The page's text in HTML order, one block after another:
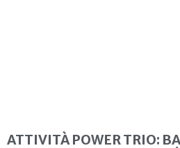
ATTIVITÀ POWER TRIO: